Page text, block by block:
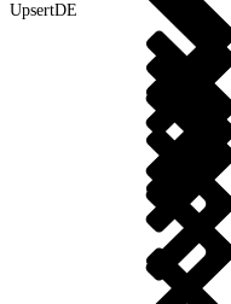
UpsertDE